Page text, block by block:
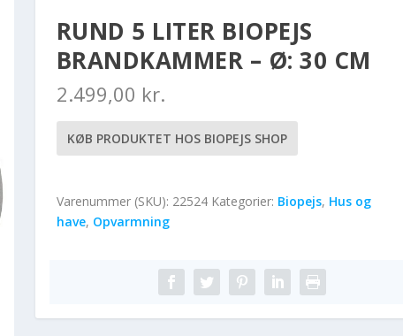
RUND 5 LITER BIOPEJS
BRANDKAMMER – Ø: 30 CM
2.499,00 kr.
KØB PRODUKTET HOS BIOPEJS SHOP
Varenummer (SKU): 22524 Kategorier: Biopejs, Hus og
have, Opvarmning